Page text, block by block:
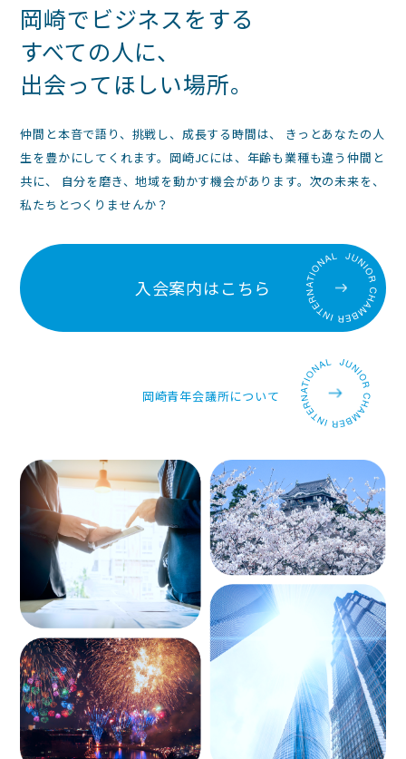
岡崎でビジネスをする
すべての人に、
出会ってほしい場所。
仲間と本音で語り、挑戦し、成長する時間は、 きっとあなたの人
生を豊かにしてくれます。岡崎JCには、年齢も業種も違う仲間と
共に、 自分を磨き、地域を動かす機会があります。次の未来を、
私たちとつくりませんか？
入会案内はこちら
岡崎青年会議所について